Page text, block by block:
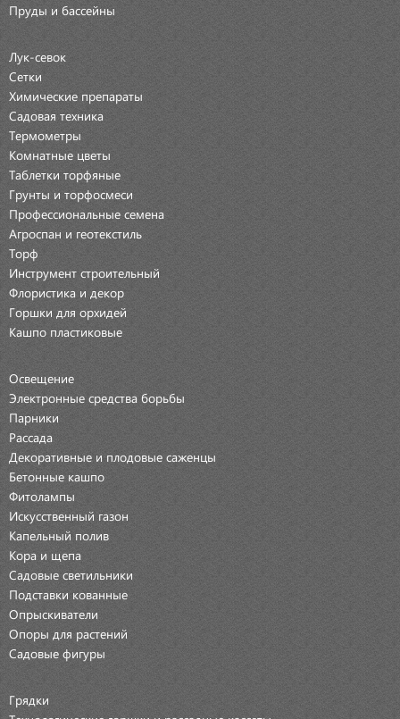
Пруды и бассейны
Лук-севок
Сетки
Химические препараты
Садовая техника
Термометры
Комнатные цветы
Таблетки торфяные
Грунты и торфосмеси
Профессиональные семена
Агроспан и геотекстиль
Торф
Инструмент строительный
Флористика и декор
Горшки для орхидей
Кашпо пластиковые
Освещение
Электронные средства борьбы
Парники
Рассада
Декоративные и плодовые саженцы
Бетонные кашпо
Фитолампы
Искусственный газон
Капельный полив
Кора и щепа
Садовые светильники
Подставки кованные
Опрыскиватели
Опоры для растений
Садовые фигуры
Грядки